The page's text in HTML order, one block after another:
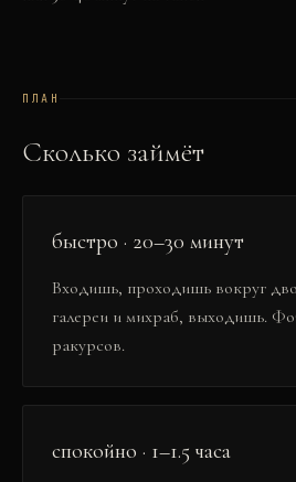
ПЛАН
Сколько займёт
быстро · 20–30 минут
Входишь, проходишь вокруг
галереи и михраб, выходишь.
ракурсов.
спокойно · 1–1.5 часа